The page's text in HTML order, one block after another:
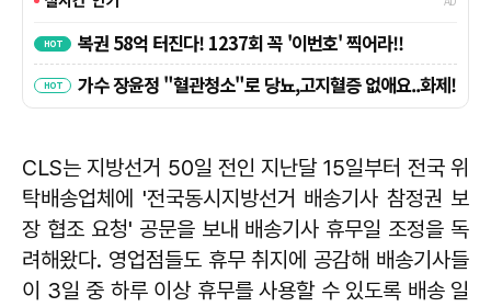
CLS는 지방선거 50일 전인 지난달 15일부터 전국 위
탁배송업체에 '전국동시지방선거 배송기사 참정권 보
장 협조 요청' 공문을 보내 배송기사 휴무일 조정을 독
려해왔다. 영업점들도 휴무 취지에 공감해 배송기사들
이 3일 중 하루 이상 휴무를 사용할 수 있도록 배송 일